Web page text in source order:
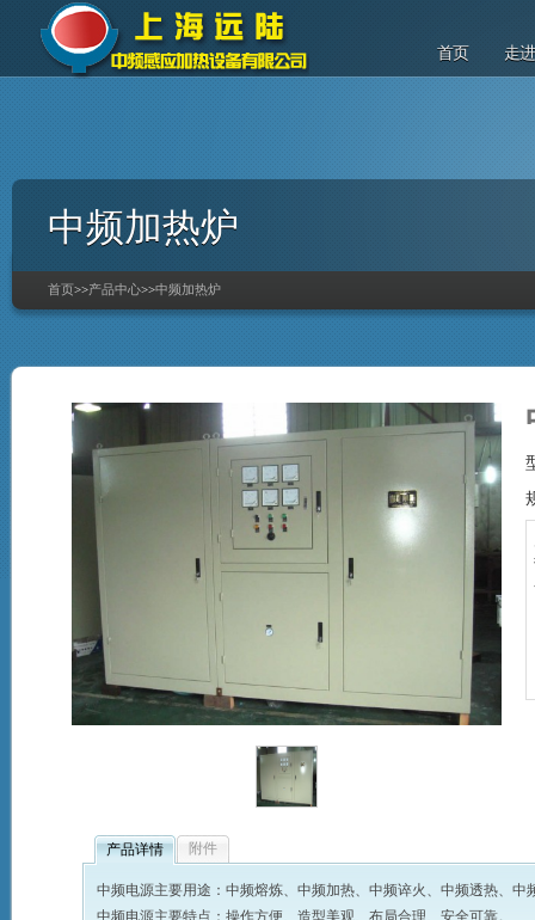
首页 走
中频加热炉
首页>>产品中心>>中频加热炉
产品详情 附件
中频电源主要用途：中频熔炼、中频加热、中频谇火、中频透热、中
中频电源主要特点：操作方便、造型美观、布局合理、安全可靠。